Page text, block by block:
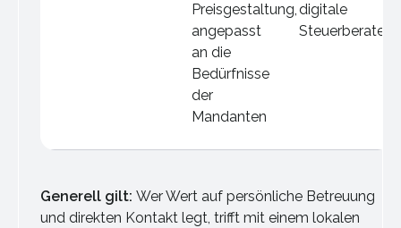
Preisgestaltung,
angepasst
an die
Bedürfnisse
der
Mandanten
digitale
Steuerberater
Generell gilt: Wer Wert auf persönliche Betreuung
und direkten Kontakt legt, trifft mit einem lokalen